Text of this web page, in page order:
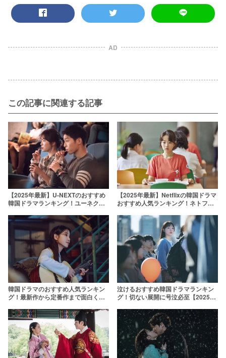
AD
この記事に関連する記事
【2025年最新】U-NEXTのおすすめ
韓国ドラマランキング！ユーネクス
【2025年最新】Netflixの韓国ドラマ
おすすめ人気ランキング！ネトフリ
選
韓国ドラマのおすすめ人気ランキン
グ！最新作から定番作まで面白くて
泣けるおすすめ韓国ドラマランキン
グ！切ない展開に号泣必至【2025年